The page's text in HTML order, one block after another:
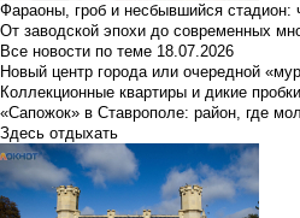
Фараоны, гроб и несбывшийся стадион:
От заводской эпохи до современных
Все новости по теме 18.07.2026
Новый центр города или очередной
Коллекционные квартиры и дикие
«Сапожок» в Ставрополе: район, где
Здесь отдыхать